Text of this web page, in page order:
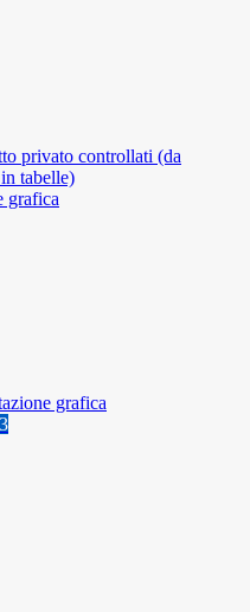
privato controllati (da
tabelle)
grafica
grafica
3